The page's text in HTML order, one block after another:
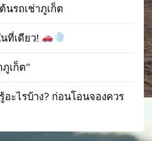
นรถเช่าภูเก็ต
ที่เดียว!
เก็ต”
ะไรบ้าง? ก่อนโอนจองควร